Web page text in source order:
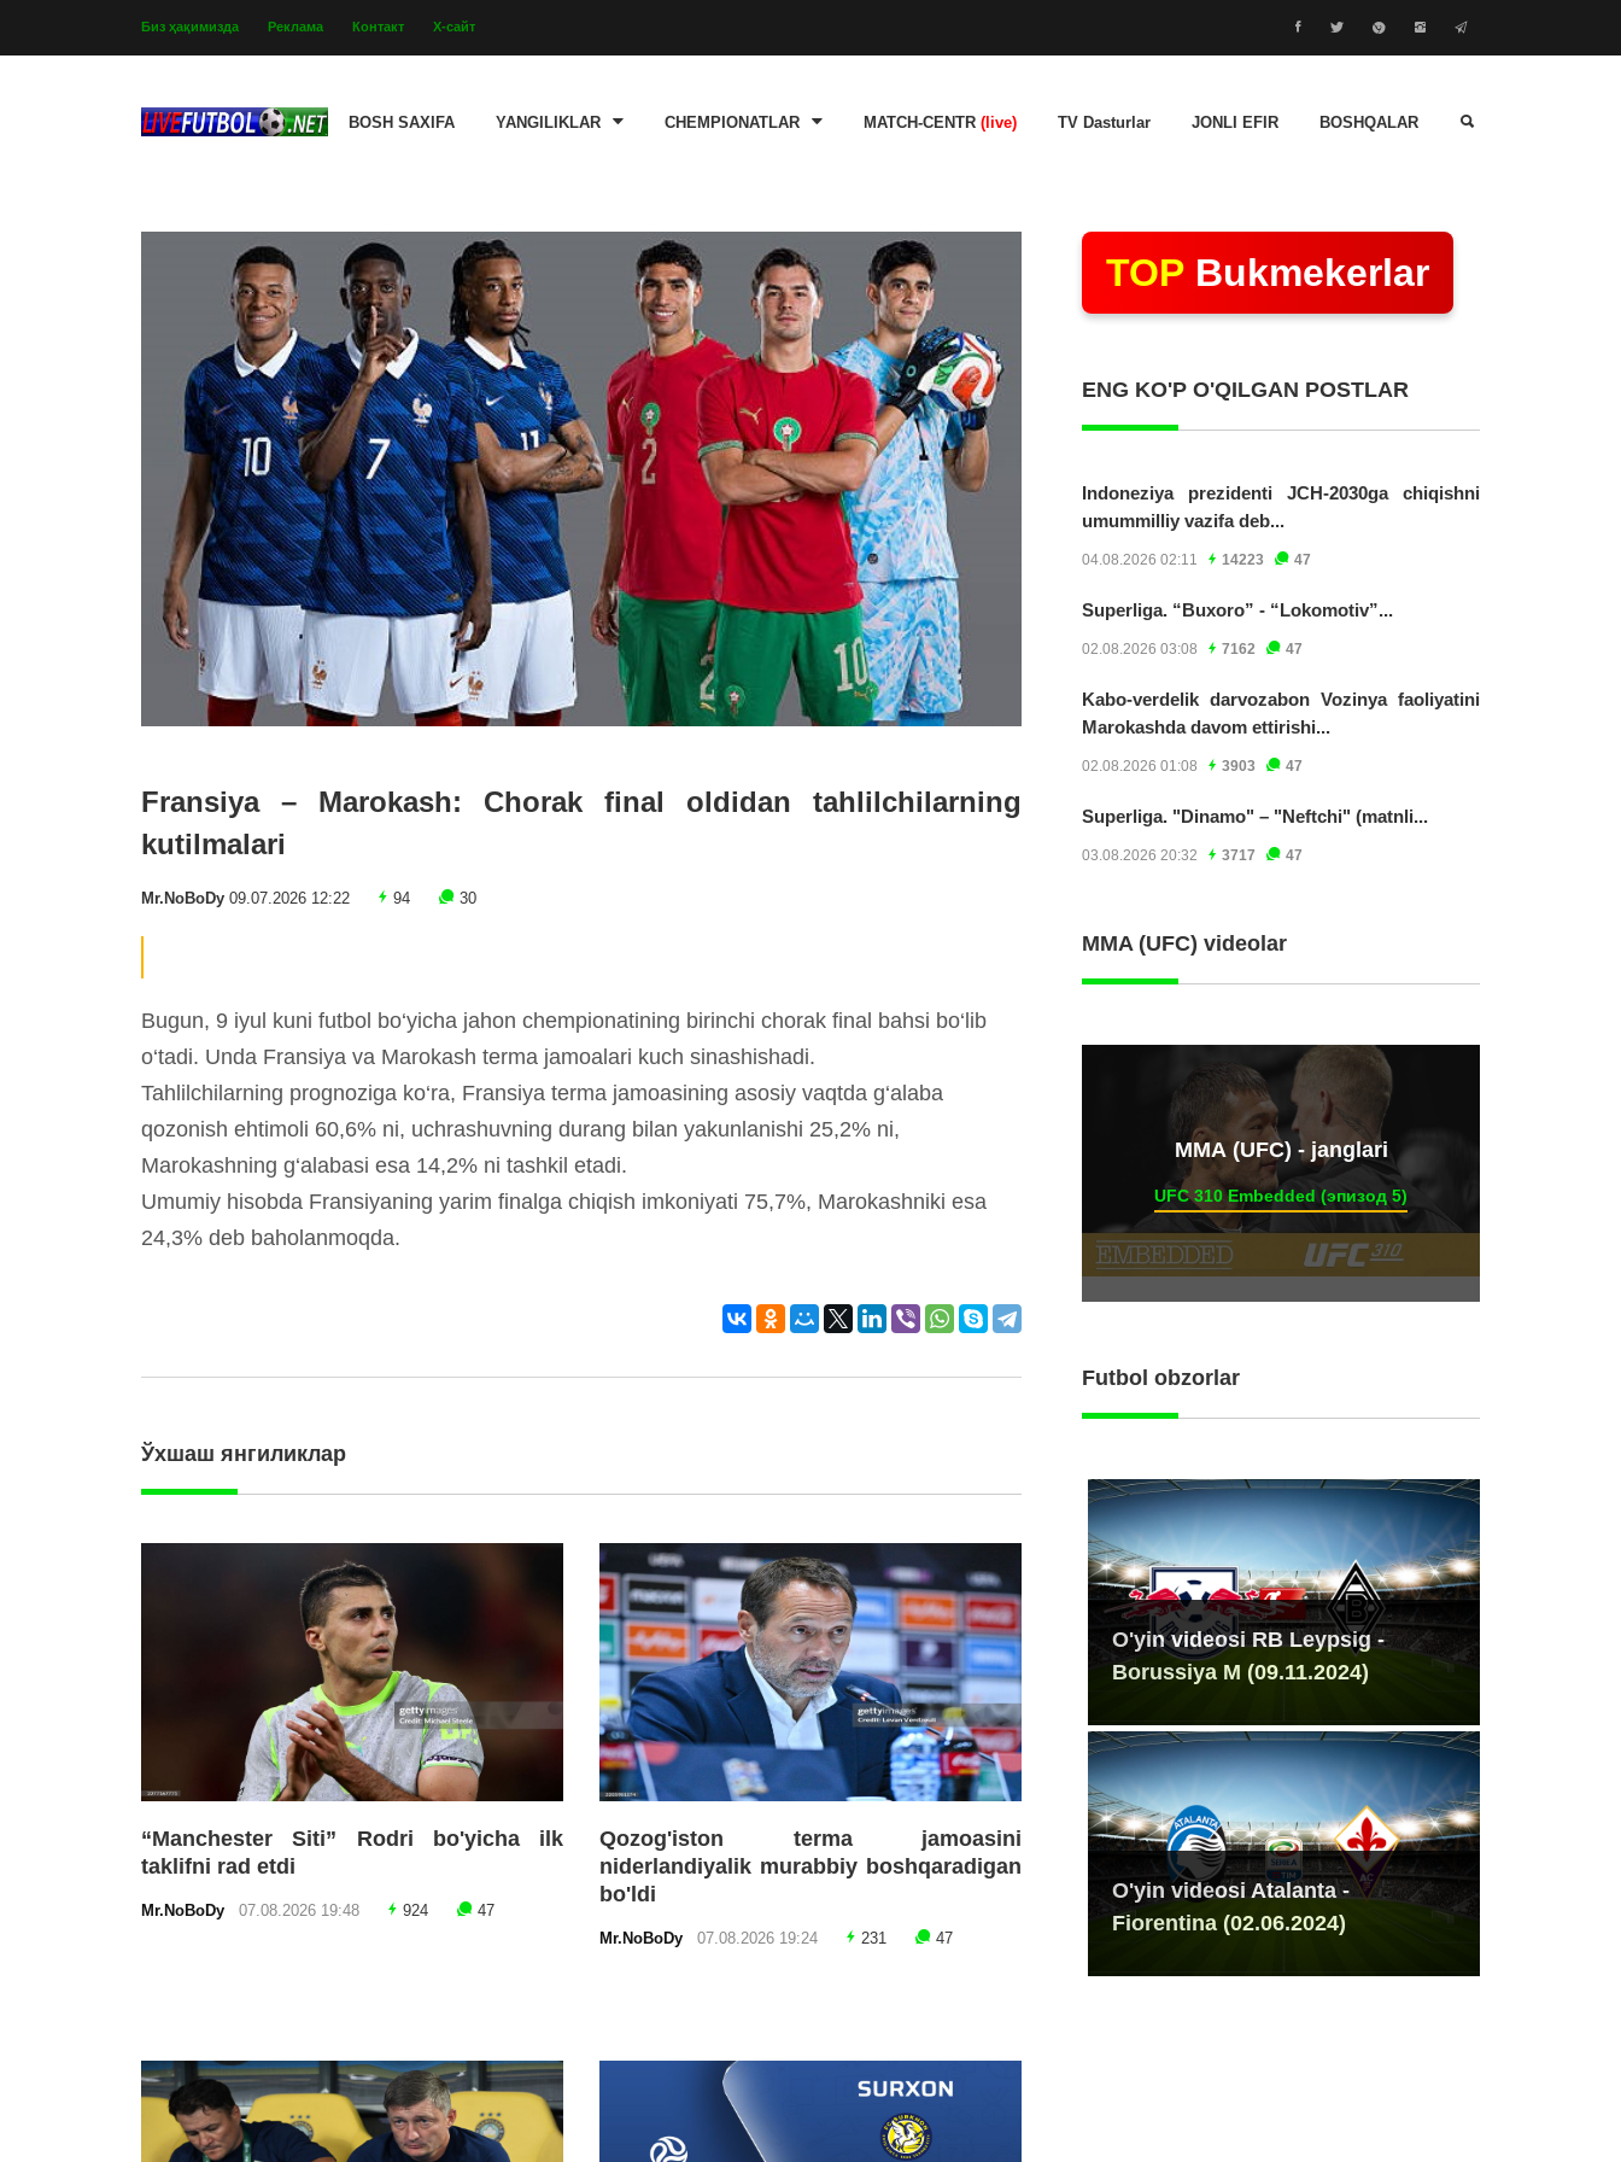
Биз ҳақимизда Реклама Контакт Х-сайт
BOSH SAXIFA YANGILIKLAR CHEMPIONATLAR MATCH-CENTR (live) TV Dasturlar JONLI EFIR BOSHQALAR
Fransiya – Marokash: Chorak final oldidan tahlilchilarning
kutilmalari
Mr.NoBoDy 09.07.2026 12:22 94 30
Bugun, 9 iyul kuni futbol bo‘yicha jahon chempionatining birinchi chorak final bahsi bo‘lib
o‘tadi. Unda Fransiya va Marokash terma jamoalari kuch sinashishadi.
Tahlilchilarning prognoziga ko‘ra, Fransiya terma jamoasining asosiy vaqtda g‘alaba
qozonish ehtimoli 60,6% ni, uchrashuvning durang bilan yakunlanishi 25,2% ni,
Marokashning g‘alabasi esa 14,2% ni tashkil etadi.
Umumiy hisobda Fransiyaning yarim finalga chiqish imkoniyati 75,7%, Marokashniki esa
24,3% deb baholanmoqda.
Ўхшаш янгиликлар
“Manchester Siti” Rodri bo'yicha ilk
taklifni rad etdi
Mr.NoBoDy 07.08.2026 19:48 924 47
Qozog'iston terma jamoasini
niderlandiyalik murabbiy boshqaradigan
bo'ldi
Mr.NoBoDy 07.08.2026 19:24 231 47
TOP Bukmekerlar
ENG KO'P O'QILGAN POSTLAR
Indoneziya prezidenti JCH-2030ga chiqishni
umummilliy vazifa deb...
04.08.2026 02:11 14223 47
Superliga. “Buxoro” - “Lokomotiv”...
02.08.2026 03:08 7162 47
Kabo-verdelik darvozabon Vozinya faoliyatini
Marokashda davom ettirishi...
02.08.2026 01:08 3903 47
Superliga. "Dinamo" – "Neftchi" (matnli...
03.08.2026 20:32 3717 47
MMA (UFC) videolar
ММА (UFC) - janglari
UFC 310 Embedded (эпизод 5)
Futbol obzorlar
O'yin videosi RB Leypsig -
Borussiya M (09.11.2024)
O'yin videosi Atalanta -
Fiorentina (02.06.2024)